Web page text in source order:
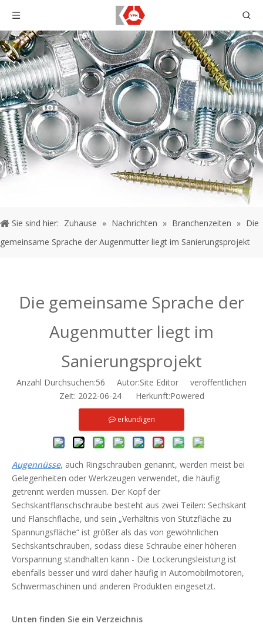
Sie sind hier: Zuhause » Nachrichten » Branchenzeiten » Die
gemeinsame Sprache der Augenmutter liegt im Sanierungsprojekt
Die gemeinsame Sprache der
Augenmutter liegt im
Sanierungsprojekt
Anzahl Durchsuchen:56 Autor:Site Editor veröffentlichen
Zeit: 2022-06-24 Herkunft:Powered
erkundigen
Augennüsse, auch Ringschrauben genannt, werden meist bei
Gelegenheiten oder Werkzeugen verwendet, die häufig
getrennt werden müssen. Der Kopf der
Sechskantflanschschraube besteht aus zwei Teilen: Sechskant
und Flanschfläche, und sein „Verhältnis von Stützfläche zu
Spannungsfläche“ ist größer als das von gewöhnlichen
Sechskantschrauben, sodass diese Schraube einer höheren
Vorspannung standhalten kann - Die Lockerungsleistung ist
ebenfalls besser und wird daher häufig in Automobilmotoren,
Schwermaschinen und anderen Produkten eingesetzt.
Unten finden Sie ein Verzeichnis